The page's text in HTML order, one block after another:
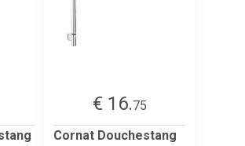
€ 16.75
Cornat Douchestang